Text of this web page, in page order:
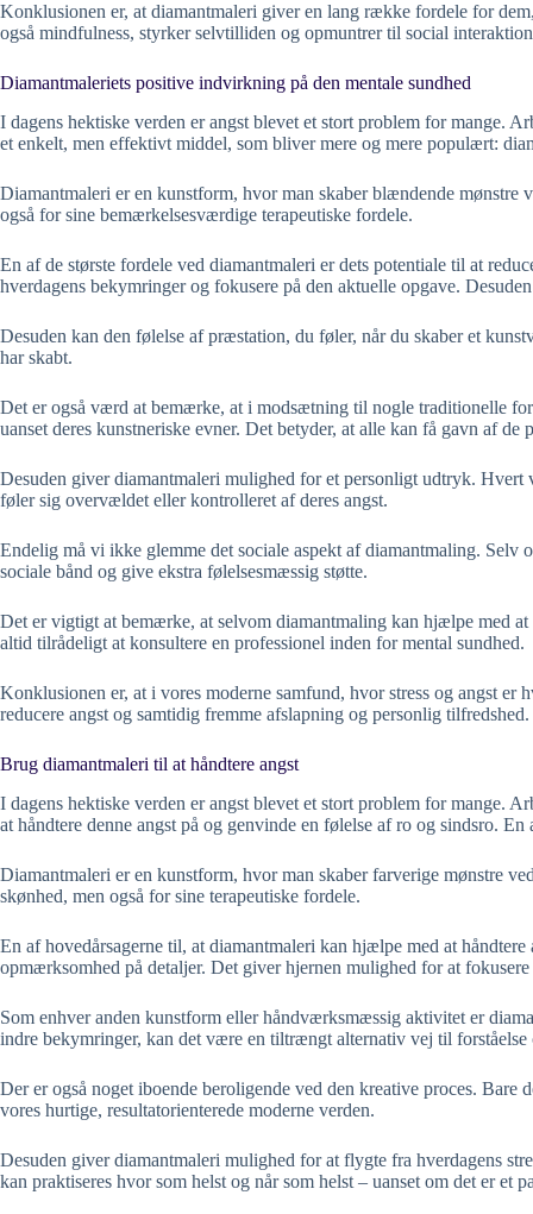
Konklusionen er, at diamantmaleri giver en lang række fordele for
også mindfulness, styrker selvtilliden og opmuntrer til social
Diamantmaleriets positive indvirkning på den mentale sundhed
I dagens hektiske verden er angst blevet et stort problem for mange.
et enkelt, men effektivt middel, som bliver mere og mere populært:
Diamantmaleri er en kunstform, hvor man skaber blændende
også for sine bemærkelsesværdige terapeutiske fordele.
En af de største fordele ved diamantmaleri er dets potentiale til at
hverdagens bekymringer og fokusere på den aktuelle opgave.
Desuden kan den følelse af præstation, du føler, når du skaber et
har skabt.
Det er også værd at bemærke, at i modsætning til nogle traditionelle
uanset deres kunstneriske evner. Det betyder, at alle kan få gavn af de
Desuden giver diamantmaleri mulighed for et personligt udtryk.
føler sig overvældet eller kontrolleret af deres angst.
Endelig må vi ikke glemme det sociale aspekt af diamantmaling. Selv
sociale bånd og give ekstra følelsesmæssig støtte.
Det er vigtigt at bemærke, at selvom diamantmaling kan hjælpe med
altid tilrådeligt at konsultere en professionel inden for mental sundhed.
Konklusionen er, at i vores moderne samfund, hvor stress og angst
reducere angst og samtidig fremme afslapning og personlig tilfredshed.
Brug diamantmaleri til at håndtere angst
I dagens hektiske verden er angst blevet et stort problem for mange.
at håndtere denne angst på og genvinde en følelse af ro og sindsro.
Diamantmaleri er en kunstform, hvor man skaber farverige mønstre
skønhed, men også for sine terapeutiske fordele.
En af hovedårsagerne til, at diamantmaleri kan hjælpe med at
opmærksomhed på detaljer. Det giver hjernen mulighed for at
Som enhver anden kunstform eller håndværksmæssig aktivitet er
indre bekymringer, kan det være en tiltrængt alternativ vej til
Der er også noget iboende beroligende ved den kreative proces.
vores hurtige, resultatorienterede moderne verden.
Desuden giver diamantmaleri mulighed for at flygte fra hverdagens
kan praktiseres hvor som helst og når som helst – uanset om det er